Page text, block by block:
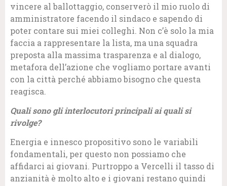
vincere al ballottaggio, conserverò il mio ruolo di
amministratore facendo il sindaco e sapendo di
poter contare sui miei colleghi. Non c’è solo la mia
faccia a rappresentare la lista, ma una squadra
preposta alla massima trasparenza e al dialogo,
metafora dell’azione che vogliamo portare avanti
con la città perché abbiamo bisogno che questa
reagisca.
Quali sono gli interlocutori principali ai quali si
rivolge?
Energia e innesco propositivo sono le variabili
fondamentali, per questo non possiamo che
affidarci ai giovani. Purtroppo a Vercelli il tasso di
anzianità è molto alto e i giovani restano quindi